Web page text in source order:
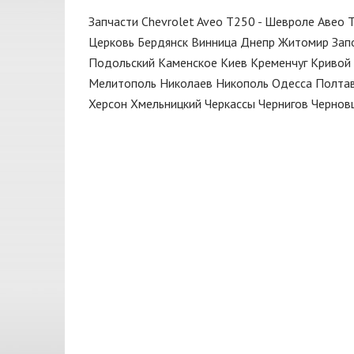
Клипса
Колодки
ERT
EuroEx
Запчасти Chevrolet Aveo T250 - Шевроле Авео
Церковь Бердянск Винница Днепр Житомир
Подольский Каменское Киев Кременчуг Кривой
Мелитополь Николаев Никополь Одесса
Херсон Хмельницкий Черкассы Чернигов